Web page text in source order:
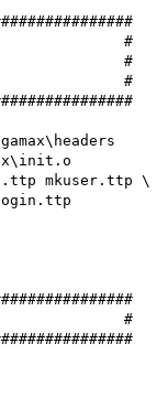
#
#
#
mkuser.ttp \
#